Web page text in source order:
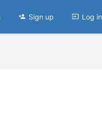
Sign up Log in